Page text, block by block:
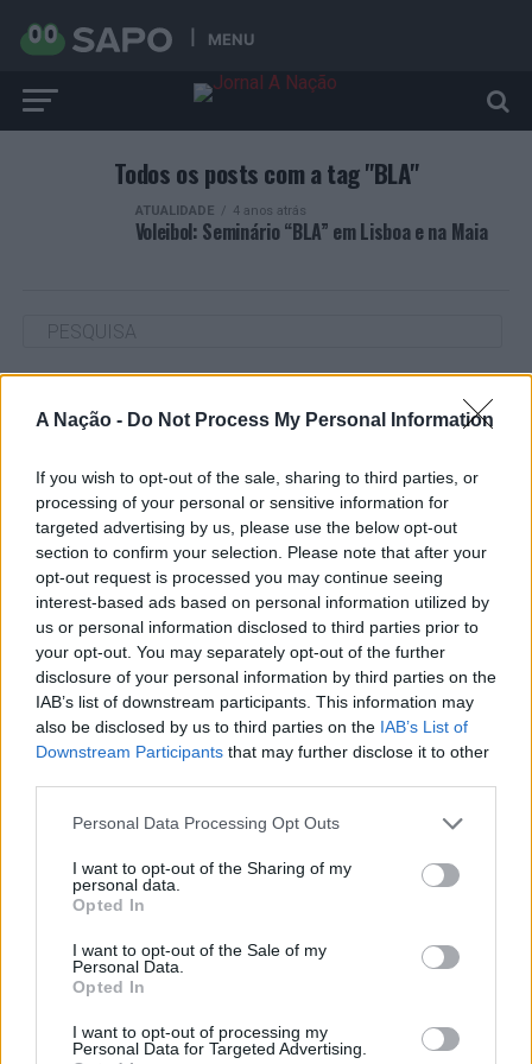
A Nação - Do Not Process My Personal Information
If you wish to opt-out of the sale, sharing to third parties, or
processing of your personal or sensitive information for
targeted advertising by us, please use the below opt-out
section to confirm your selection. Please note that after your
opt-out request is processed you may continue seeing
interest-based ads based on personal information utilized by
us or personal information disclosed to third parties prior to
your opt-out. You may separately opt-out of the further
disclosure of your personal information by third parties on the
IAB’s list of downstream participants. This information may
also be disclosed by us to third parties on the IAB’s List of
Downstream Participants that may further disclose it to other
Personal Data Processing Opt Outs
I want to opt-out of the Sharing of my
personal data.
Opted In
I want to opt-out of the Sale of my
Personal Data.
Opted In
I want to opt-out of processing my
Personal Data for Targeted Advertising.
MENU
Todos os posts com a tag "BLA"
ATUALIDADE 4 anos atrás
Voleibol: Seminário “BLA” em Lisboa e na Maia
de “provocar” mudanças genéticas, diz neurocientista
“Millennium Estoril Open 2026” regressou ao circuito ATP
com vitória do francês Luca Van Assche
Castelo Branco: “Bienal Internacional de Artes e Ofícios”
promete afirmar artesanato, património e inovação como
“motores de desenvolvimento económico e cultural” do
município português
Covilhã: Especialista aponta investimento estrangeiro e
valorização imobiliária como motores do crescimento da
Beira Interior
FUNCEX para “reforçar inteligência sobre comércio
exterior”
COMENTÁRIOS RECENTES
ÚLTIMAS DESTAQUE VIDEOS